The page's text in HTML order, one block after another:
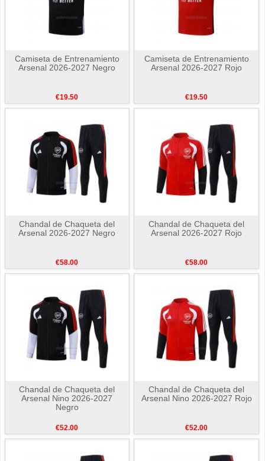
Camiseta de Entrenamiento
Arsenal 2026-2027 Negro
€19.50
Camiseta de Entrenamiento
Arsenal 2026-2027 Rojo
€19.50
Chandal de Chaqueta del
Arsenal 2026-2027 Negro
€58.00
Chandal de Chaqueta del
Arsenal 2026-2027 Rojo
€58.00
Chandal de Chaqueta del
Arsenal Nino 2026-2027
Negro
€52.00
Chandal de Chaqueta del
Arsenal Nino 2026-2027 Rojo
€52.00